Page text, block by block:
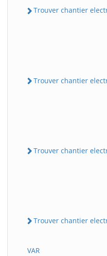
Trouver chantier
Trouver chantier
Trouver chantier
Trouver chantier
VAR